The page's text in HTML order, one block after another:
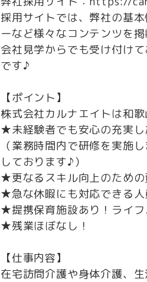
採用サイトでは、弊社の基
ーなど様々なコンテンツを掲
会社見学からでも受け付け
です♪
【ポイント】
株式会社カルナエイトは和
★未経験者でも安心の充実し
（業務時間内で研修を実施
しております♪）
★更なるスキル向上のため
★急な休暇にも対応できる人
★提携保育施設あり！ライ
★残業ほぼなし！
【仕事内容】
在宅訪問介護や身体介護、